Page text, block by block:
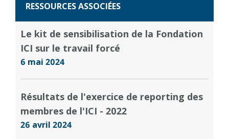
RESSOURCES ASSOCIÉES
Le kit de sensibilisation de la Fondation
ICI sur le travail forcé
6 mai 2024
Résultats de l'exercice de reporting des
membres de l'ICI - 2022
26 avril 2024